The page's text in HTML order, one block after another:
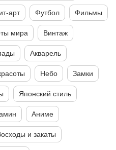
арт Футбол Фильмы
мира Винтаж
Акварель
Небо Замки
Японский стиль
Аниме
и закаты